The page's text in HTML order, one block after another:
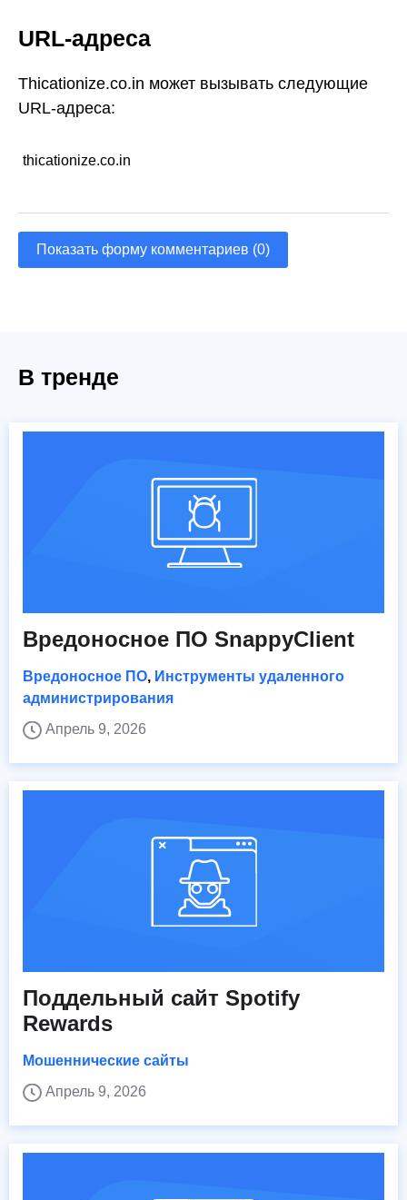
URL-адреса
Thicationize.co.in может вызывать следующие
URL-адреса:
thicationize.co.in
Показать форму комментариев (0)
В тренде
Вредоносное ПО SnappyClient
Вредоносное ПО, Инструменты удаленного
администрирования
Апрель 9, 2026
Поддельный сайт Spotify
Rewards
Мошеннические сайты
Апрель 9, 2026